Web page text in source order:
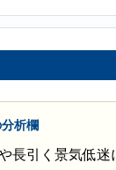
析欄
長引く景気低迷